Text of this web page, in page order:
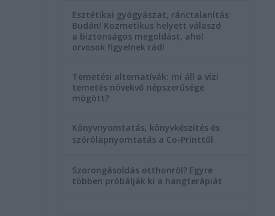
Esztétikai gyógyászat, ránctalanítás
Budán! Kozmetikus helyett válaszd
a biztonságos megoldást, ahol
orvosok figyelnek rád!
Temetési alternatívák: mi áll a vízi
temetés növekvő népszerűsége
mögött?
Könyvnyomtatás, könyvkészítés és
szórólapnyomtatás a Co-Printtől
Szorongásoldás otthonról? Egyre
többen próbálják ki a hangterápiát